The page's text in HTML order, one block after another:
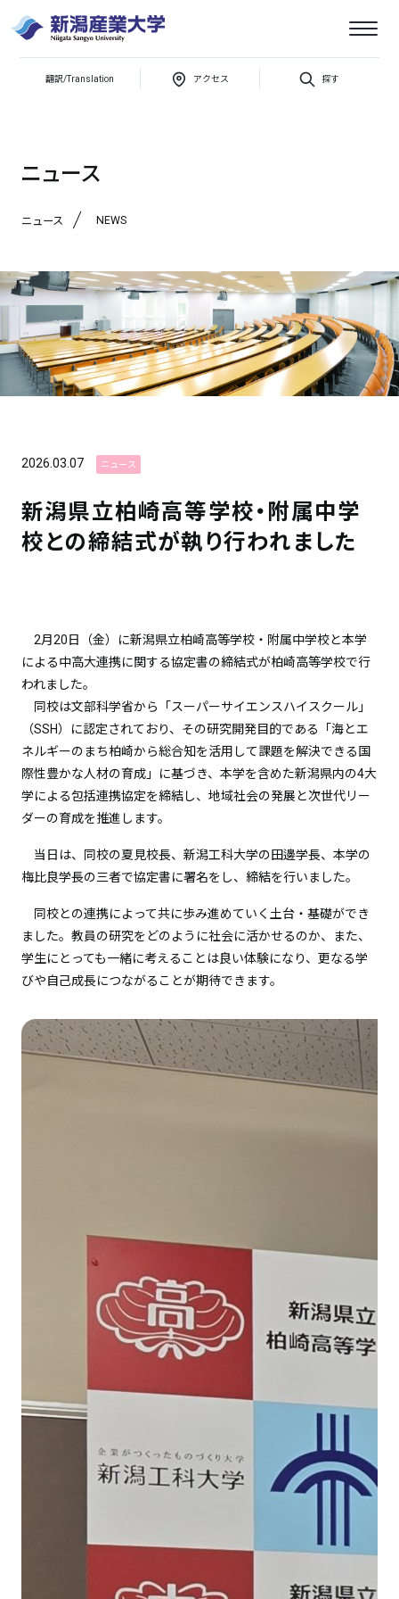
翻訳/Translation アクセス 探す
潟
産
業
新潟県立柏崎高等学校・附属中学校との締結式が執り行われました
ニュース
ニュース NEWS
2026.03.07 ニュース
新潟県立柏崎高等学校・附属中学
校との締結式が執り行われました
2月20日（金）に新潟県立柏崎高等学校・附属中学校と本学
による中高大連携に関する協定書の締結式が柏崎高等学校で行
われました。
同校は文部科学省から「スーパーサイエンスハイスクール」
（SSH）に認定されており、その研究開発目的である「海とエ
ネルギーのまち柏崎から総合知を活用して課題を解決できる国
際性豊かな人材の育成」に基づき、本学を含めた新潟県内の4大
学による包括連携協定を締結し、地域社会の発展と次世代リー
ダーの育成を推進します。
当日は、同校の夏見校長、新潟工科大学の田邊学長、本学の
梅比良学長の三者で協定書に署名をし、締結を行いました。
同校との連携によって共に歩み進めていく土台・基礎ができ
ました。教員の研究をどのように社会に活かせるのか、また、
学生にとっても一緒に考えることは良い体験になり、更なる学
びや自己成長につながることが期待できます。